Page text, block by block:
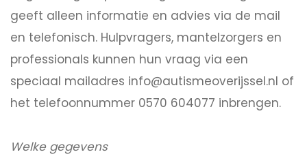
geeft alleen informatie en advies via de mail
en telefonisch. Hulpvragers, mantelzorgers en
professionals kunnen hun vraag via een
speciaal mailadres info@autismeoverijssel.nl of
het telefoonnummer 0570 604077 inbrengen.
Welke gegevens